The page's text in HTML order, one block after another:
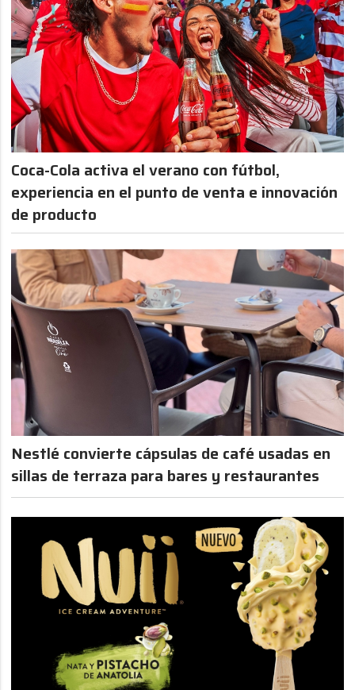
Coca-Cola activa el verano con fútbol,
experiencia en el punto de venta e innovación
de producto
Nestlé convierte cápsulas de café usadas en
sillas de terraza para bares y restaurantes